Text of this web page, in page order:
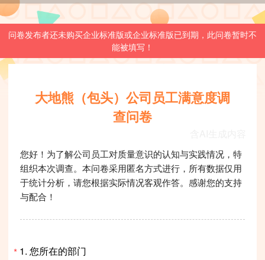
问卷发布者还未购买企业标准版或企业标准版已到期，此问卷暂时不
能被填写！
大地熊（包头）公司员工满意度调
查问卷
您好！为了解公司员工对质量意识的认知与实践情况，特
组织本次调查。本问卷采用匿名方式进行，所有数据仅用
于统计分析，请您根据实际情况客观作答。感谢您的支持
与配合！
* 1. 您所在的部门